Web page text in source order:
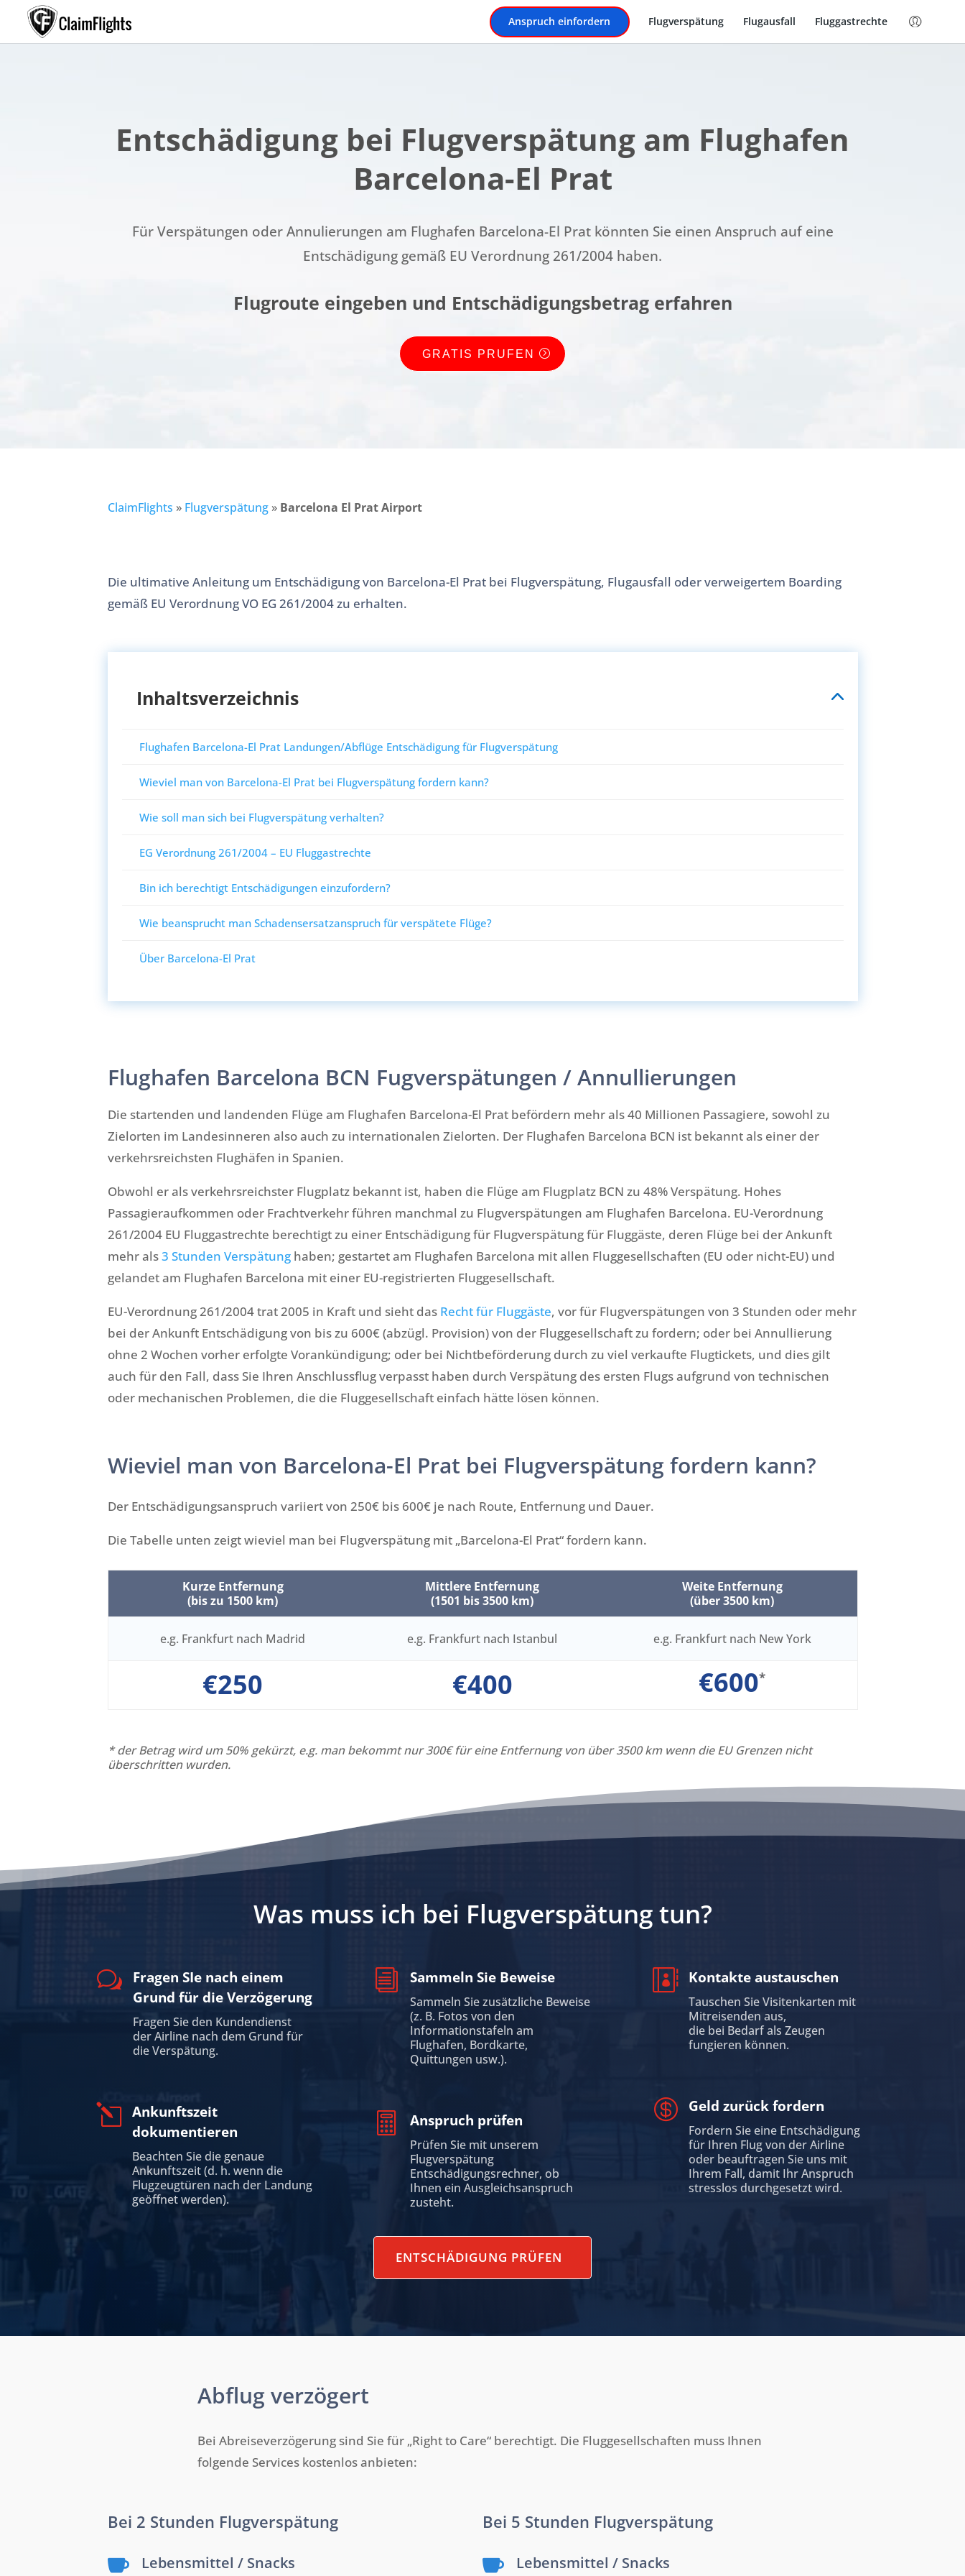
Anspruch einfordern Flugverspätung Flugausfall Fluggastrechte
Entschädigung bei Flugverspätung am Flughafen
Barcelona-El Prat
Für Verspätungen oder Annulierungen am Flughafen Barcelona-El Prat könnten Sie einen Anspruch auf eine
Entschädigung gemäß EU Verordnung 261/2004 haben.
Flugroute eingeben und Entschädigungsbetrag erfahren
GRATIS PRUFEN
ClaimFlights » Flugverspätung» Barcelona El Prat Airport
Die ultimative Anleitung um Entschädigung von Barcelona-El Prat bei Flugverspätung, Flugausfall oder verweigertem Boarding
gemäß EU Verordnung VO EG 261/2004 zu erhalten.
Inhaltsverzeichnis
Flughafen Barcelona-El Prat Landungen/Abflüge Entschädigung für Flugverspätung
Wieviel man von Barcelona-El Prat bei Flugverspätung fordern kann?
Wie soll man sich bei Flugverspätung verhalten?
EG Verordnung 261/2004 – EU Fluggastrechte
Bin ich berechtigt Entschädigungen einzufordern?
Wie beansprucht man Schadensersatzanspruch für verspätete Flüge?
Über Barcelona-El Prat
Flughafen Barcelona BCN Fugverspätungen / Annullierungen
Die startenden und landenden Flüge am Flughafen Barcelona-El Prat befördern mehr als 40 Millionen Passagiere, sowohl zu
Zielorten im Landesinneren also auch zu internationalen Zielorten. Der Flughafen Barcelona BCN ist bekannt als einer der
verkehrsreichsten Flughäfen in Spanien.
Obwohl er als verkehrsreichster Flugplatz bekannt ist, haben die Flüge am Flugplatz BCN zu 48% Verspätung. Hohes
Passagieraufkommen oder Frachtverkehr führen manchmal zu Flugverspätungen am Flughafen Barcelona. EU-Verordnung
261/2004 EU Fluggastrechte berechtigt zu einer Entschädigung für Flugverspätung für Fluggäste, deren Flüge bei der Ankunft
mehr als3 Stunden Verspätunghaben; gestartet am Flughafen Barcelona mit allen Fluggesellschaften (EU oder nicht-EU) und
gelandet am Flughafen Barcelona mit einer EU-registrierten Fluggesellschaft.
EU-Verordnung 261/2004 trat 2005 in Kraft und sieht das Recht für Fluggäste, vor für Flugverspätungen von 3 Stunden oder mehr
bei der Ankunft Entschädigung von bis zu 600€ (abzügl. Provision) von der Fluggesellschaft zu fordern; oder bei Annullierung
ohne 2 Wochen vorher erfolgte Vorankündigung; oder bei Nichtbeförderung durch zu viel verkaufte Flugtickets, und dies gilt
auch für den Fall, dass Sie Ihren Anschlussflug verpasst haben durch Verspätung des ersten Flugs aufgrund von technischen
oder mechanischen Problemen, die die Fluggesellschaft einfach hätte lösen können.
Wieviel man von Barcelona-El Prat bei Flugverspätung fordern kann?
Der Entschädigungsanspruch variiert von 250€ bis 600€ je nach Route, Entfernung und Dauer.
Die Tabelle unten zeigt wieviel man bei Flugverspätung mit „Barcelona-El Prat“ fordern kann.
Kurze Entfernung
(bis zu 1500 km)
Mittlere Entfernung
(1501 bis 3500 km)
Weite Entfernung
(über 3500 km)
e.g. Frankfurt nach Madrid e.g. Frankfurt nach Istanbul e.g. Frankfurt nach New York
€250 €400 €600*
* der Betrag wird um 50% gekürzt, e.g. man bekommt nur 300€ für eine Entfernung von über 3500 km wenn die EU Grenzen nicht
überschritten wurden.
Was muss ich bei Flugverspätung tun?
w
Fragen SIe nach einem
Grund für die Verzögerung
Fragen Sie den Kundendienst
der Airline nach dem Grund für
die Verspätung.
l Ankunftszeit
dokumentieren
Beachten Sie die genaue
Ankunftszeit (d. h. wenn die
Flugzeugtüren nach der Landung
geöffnet werden).
i Sammeln Sie Beweise
Sammeln Sie zusätzliche Beweise
(z. B. Fotos von den
Informationstafeln am
Flughafen, Bordkarte,
Quittungen usw.).
 Anspruch prüfen
Prüfen Sie mit unserem
Flugverspätung
Entschädigungsrechner, ob
Ihnen ein Ausgleichsanspruch
zusteht.
 Kontakte austauschen
Tauschen Sie Visitenkarten mit
Mitreisenden aus,
die bei Bedarf als Zeugen
fungieren können.
 Geld zurück fordern
Fordern Sie eine Entschädigung
für Ihren Flug von der Airline
oder beauftragen Sie uns mit
Ihrem Fall, damit Ihr Anspruch
stresslos durchgesetzt wird.
ENTSCHÄDIGUNG PRÜFEN
Abflug verzögert
Bei Abreiseverzögerung sind Sie für „Right to Care“ berechtigt. Die Fluggesellschaften muss Ihnen
folgende Services kostenlos anbieten:
Bei 2 Stunden Flugverspätung

Lebensmittel / Snacks
Bei 5 Stunden Flugverspätung

Lebensmittel / Snacks